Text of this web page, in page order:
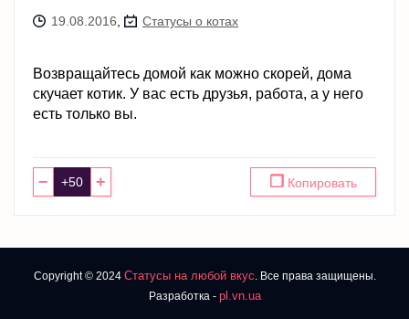
19.08.2016 Статусы о котах
Возвращайтесь домой как можно скорей, дома
скучает котик. У вас есть друзья, работа, а у него
есть только вы.
− + ❐ Копировать
Copyright © 2024 Статусы на любой вкус. Все права защищены.
Разработка - pl.vn.ua